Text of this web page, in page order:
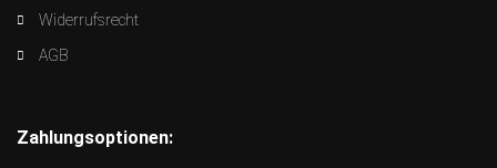
Widerrufsrecht
AGB
Zahlungsoptionen: